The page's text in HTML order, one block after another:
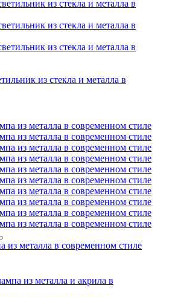
из стекла и металла в
из металла в современном стиле